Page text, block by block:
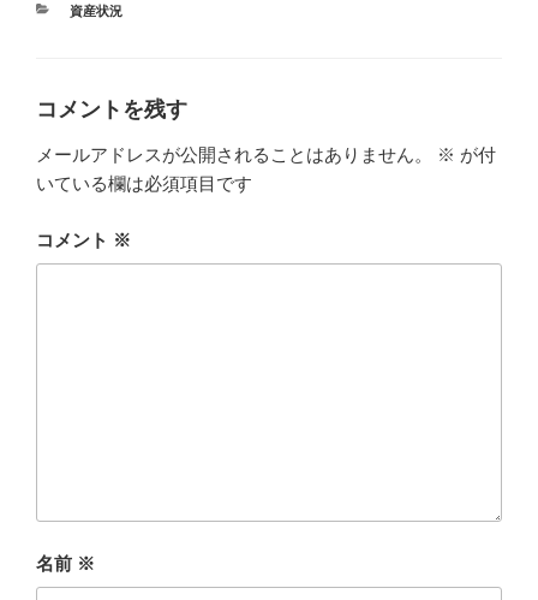
カ
資産状況
コメントを残す
メールアドレスが公開されることはありません。 ※ が付
いている欄は必須項目です
コメント ※
名前 ※